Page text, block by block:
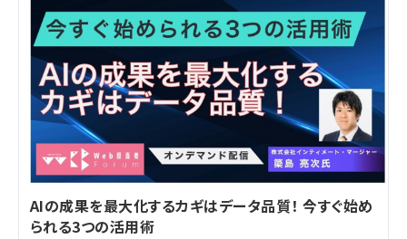
AIの成果を最大化するカギはデータ品質！ 今すぐ始め
られる3つの活用術